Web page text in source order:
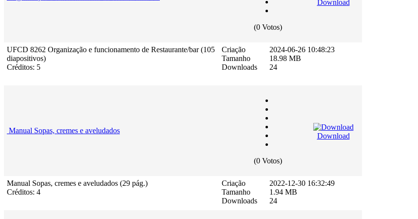
(0 Votos)
Download
UFCD 8262 Organização e funcionamento de Restaurante/bar (105
diapositivos)
Créditos: 5
Criação
Tamanho
Downloads
2024-06-26 10:48:23
18.98 MB
24
Manual Sopas, cremes e aveludados
(0 Votos)
Download
Manual Sopas, cremes e aveludados (29 pág.)
Créditos: 4
Criação
Tamanho
Downloads
2022-12-30 16:32:49
1.94 MB
24